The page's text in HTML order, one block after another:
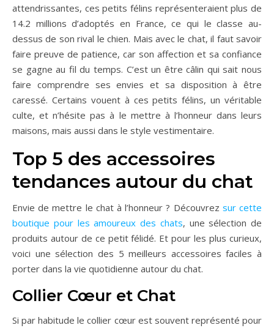
attendrissantes, ces petits félins représenteraient plus de
14.2 millions d’adoptés en France, ce qui le classe au-
dessus de son rival le chien. Mais avec le chat, il faut savoir
faire preuve de patience, car son affection et sa confiance
se gagne au fil du temps. C’est un être câlin qui sait nous
faire comprendre ses envies et sa disposition à être
caressé. Certains vouent à ces petits félins, un véritable
culte, et n’hésite pas à le mettre à l’honneur dans leurs
maisons, mais aussi dans le style vestimentaire.
Top 5 des accessoires
tendances autour du chat
Envie de mettre le chat à l’honneur ? Découvrez sur cette
boutique pour les amoureux des chats, une sélection de
produits autour de ce petit félidé. Et pour les plus curieux,
voici une sélection des 5 meilleurs accessoires faciles à
porter dans la vie quotidienne autour du chat.
Collier Cœur et Chat
Si par habitude le collier cœur est souvent représenté pour